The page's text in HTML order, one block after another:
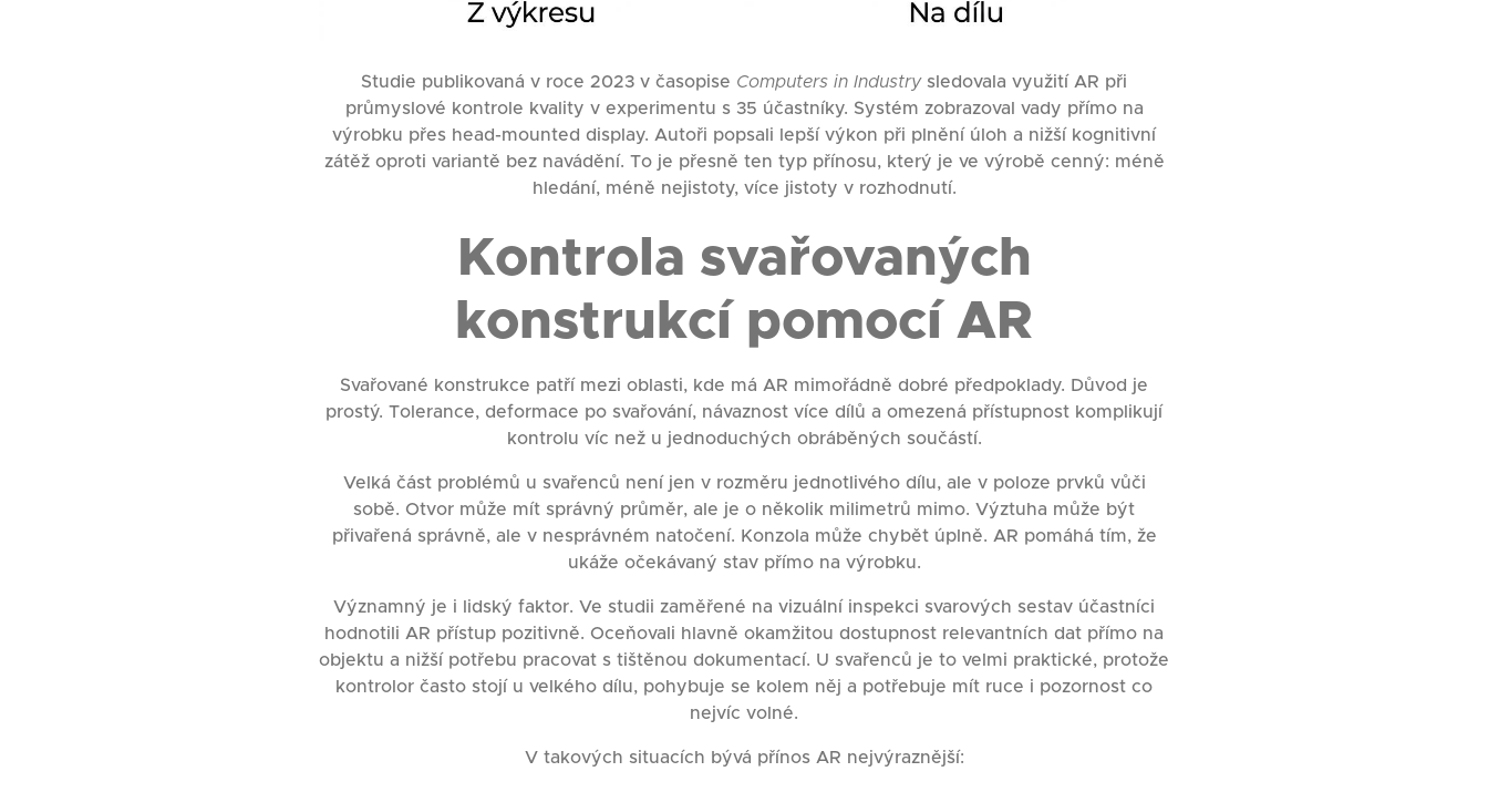
Studie publikovaná v roce 2023 v časopise Computers in Industrysledovala využití AR při
průmyslové kontrole kvality v experimentu s 35 účastníky. Systém zobrazoval vady přímo na
výrobku přes head-mounted display. Autoři popsali lepší výkon při plnění úloh a nižší kognitivní
zátěž oproti variantě bez navádění. To je přesně ten typ přínosu, který je ve výrobě cenný: méně
hledání, méně nejistoty, více jistoty v rozhodnutí.
Kontrola svařovaných
konstrukcí pomocí AR
Svařované konstrukce patří mezi oblasti, kde má AR mimořádně dobré předpoklady. Důvod je
prostý. Tolerance, deformace po svařování, návaznost více dílů a omezená přístupnost komplikují
kontrolu víc než u jednoduchých obráběných součástí.
Velká část problémů u svařenců není jen v rozměru jednotlivého dílu, ale v poloze prvků vůči
sobě. Otvor může mít správný průměr, ale je o několik milimetrů mimo. Výztuha může být
přivařená správně, ale v nesprávném natočení. Konzola může chybět úplně. AR pomáhá tím, že
ukáže očekávaný stav přímo na výrobku.
Významný je i lidský faktor. Ve studii zaměřené na vizuální inspekci svarových sestav účastníci
hodnotili AR přístup pozitivně. Oceňovali hlavně okamžitou dostupnost relevantních dat přímo na
objektu a nižší potřebu pracovat s tištěnou dokumentací. U svařenců je to velmi praktické, protože
kontrolor často stojí u velkého dílu, pohybuje se kolem něj a potřebuje mít ruce i pozornost co
nejvíc volné.
V takových situacích bývá přínos AR nejvýraznější: